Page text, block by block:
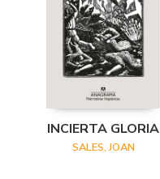
INCIERTA GLORIA
SALES, JOAN